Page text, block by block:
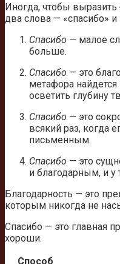
Иногда, чтобы выразить
два слова — «спасибо» и
Спасибо — малое
больше.
Спасибо — это
метафора найдется
осветить глубину
Спасибо — это
всякий раз, когда
письменным.
Спасибо — это
и благодарным, и у
Благодарность — это
которым никогда не
Спасибо — это главная
хороши.
Способ